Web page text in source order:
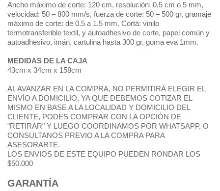
Ancho máximo de corte: 120 cm, resolución: 0,5 cm o 5 mm,
velocidad: 50 – 800 mm/s, fuerza de corte: 50 – 500 gr, gramaje
máximo de corte: de 0.5 a 1.5 mm. Cortá: vinilo
termotransferible textil, y autoadhesivo de corte, papel común y
autoadhesivo, imán, cartulina hasta 300 gr, goma eva 1mm.
MEDIDAS DE LA CAJA
43cm x 34cm x 158cm
AL AVANZAR EN LA COMPRA, NO PERMITIRÁ ELEGIR EL
ENVÍO A DOMICILIO, YA QUE DEBEMOS COTIZAR EL
MISMO EN BASE A LA LOCALIDAD Y DOMICILIO DEL
CLIENTE, PODES COMPRAR CON LA OPCIÓN DE
"RETIRAR" Y LUEGO COORDINAMOS POR WHATSAPP, O
CONSULTANOS PREVIO A LA COMPRA PARA
ASESORARTE.
LOS ENVIOS DE ESTE EQUIPO PUEDEN RONDAR LOS
$50.000
GARANTÍA